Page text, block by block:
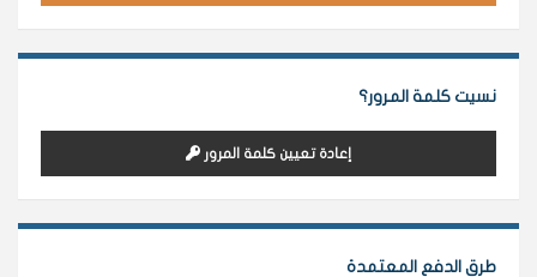
نسيت كلمة المرور؟
إعادة تعيين كلمة المرور
طرق الدفع المعتمدة